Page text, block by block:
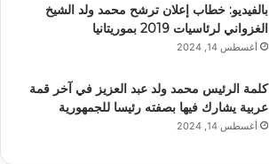
بالفيديو: خطاب إعلان ترشح محمد ولد الشيخ
الغزواني لرئاسيات 2019 بموريتانيا
أغسطس 14, 2024
كلمة الرئيس محمد ولد عبد العزيز في آخر قمة
عربية يشارك فيها بصفته رئيسا للجمهورية
أغسطس 14, 2024